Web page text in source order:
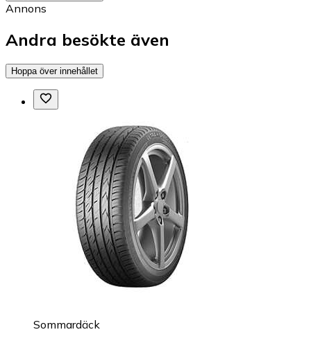
Annons
Andra besökte även
Hoppa över innehållet
Sommardäck